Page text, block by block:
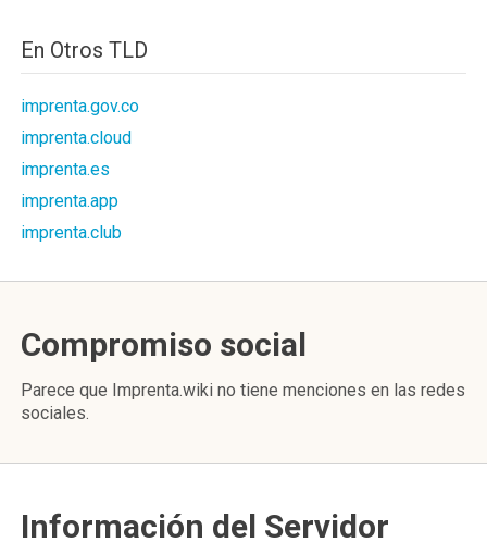
En Otros TLD
imprenta.gov.co
imprenta.cloud
imprenta.es
imprenta.app
imprenta.club
Compromiso social
Parece que Imprenta.wiki no tiene menciones en las redes
sociales.
Información del Servidor